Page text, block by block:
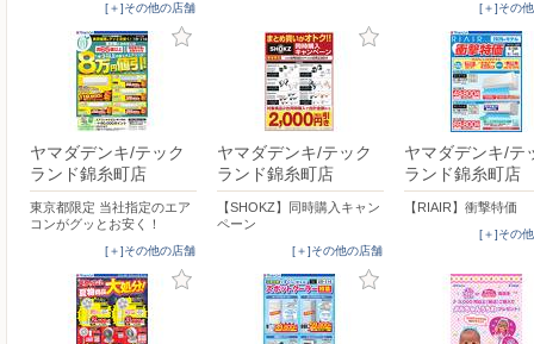
[＋]その他の店舗 [＋]その
ヤマダデンキ/テック
ランド錦糸町店
東京都限定 当社指定のエア
コンがグッとお安く！
[＋]その他の店舗
ヤマダデンキ/テック
ランド錦糸町店
【SHOKZ】同時購入キャン
ペーン
[＋]その他の店舗
ヤマダデンキ/テ
ランド錦糸町店
【RIAIR】衝撃特価
[＋]その